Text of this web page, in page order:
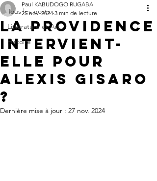
Tous les posts
Littérature et Art
Histoire
La Providence
Intervient-
elle pour
Alexis Gisaro
?
Paul KABUDOGO RUGABA
25 nov. 2024 3 min de lecture
Dernière mise à jour : 27 nov. 2024